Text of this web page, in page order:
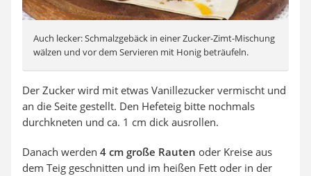
Auch lecker: Schmalzgebäck in einer Zucker-Zimt-Mischung
wälzen und vor dem Servieren mit Honig beträufeln.
Der Zucker wird mit etwas Vanillezucker vermischt und
an die Seite gestellt. Den Hefeteig bitte nochmals
durchkneten und ca. 1 cm dick ausrollen.
Danach werden 4 cm große Rauten oder Kreise aus
dem Teig geschnitten und im heißen Fett oder in der